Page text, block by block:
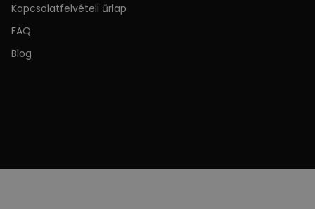
Kapcsolatfelvételi űrlap
FAQ
Blog